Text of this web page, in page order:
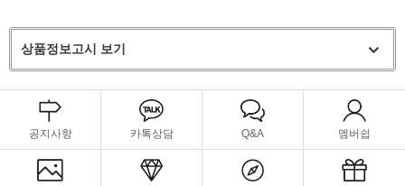
상품정보고시 보기
공지사항 카톡상담 Q&A 멤버쉽